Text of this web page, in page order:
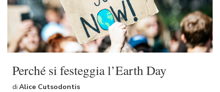
Perché si festeggia l’Earth Day
di Alice Cutsodontis